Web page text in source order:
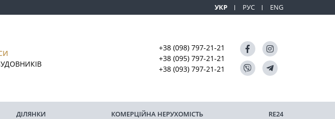
УКР РУС ENG
+38 (098) 797-21-21
+38 (095) 797-21-21
+38 (093) 797-21-21
ДІЛЯНКИ КОМЕРЦІЙНА НЕРУХОМІСТЬ RE24